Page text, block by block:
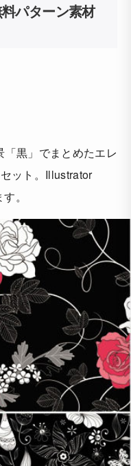
パターン素材
黒」でまとめたエレ
ット。Illustrator
。